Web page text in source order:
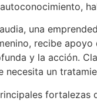
una
recibe
y la acción.
necesita un
fortalezas